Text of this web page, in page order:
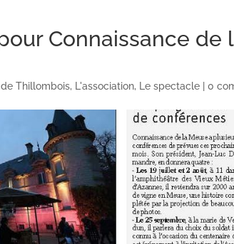
Connaissance de
Thillombois, L'association, Le spectacle |0